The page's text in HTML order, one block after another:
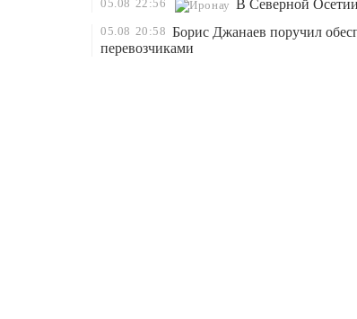
05.08 22:56 В Северной
05.08 20:58 Борис Джанаев поручил
перевозчиками